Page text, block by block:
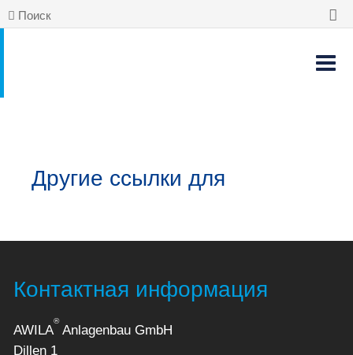
Поиск
Другие ссылки для
Контактная информация
AWILA
®
Anlagenbau GmbH
Dillen 1